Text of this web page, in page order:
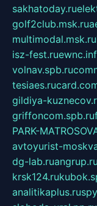
sakhatoday.ru
golf2club.msk.ru
multimodal.msk.ru
isz-fest.ru
volnav.spb.ru
tesiaes.ru
gildiya-
griffoncom.spb.ru
PARK-
avtoyurist-
dg-lab.ruangrup.ru
krsk124.ru
analitikaplus.ru